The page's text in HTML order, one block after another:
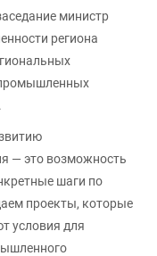
министр
региона
промышленных
— это возможность
шаги по
проекты, которые
условия для